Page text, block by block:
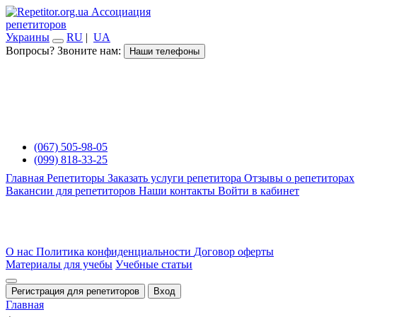
Ассоциация
репетиторов
Украины
RU | UA
Вопросы? Звоните нам:
Наши телефоны
(067) 505-98-05
(099) 818-33-25
Главная Репетиторы Заказать услуги репетитора Отзывы о репетиторах
Вакансии для репетиторов Наши контакты Войти в кабинет
О нас Политика конфиденциальности Договор оферты
Материалы для учебы Учебные статьи
Регистрация для репетиторов Вход
Главная